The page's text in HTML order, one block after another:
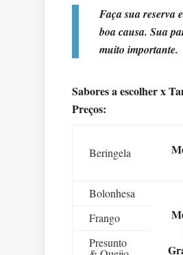
Faça sua reserva
boa causa. Sua
muito importante.
Sabores a escolher x
Preços:
Beringela
Bolonhesa
Frango
Presunto